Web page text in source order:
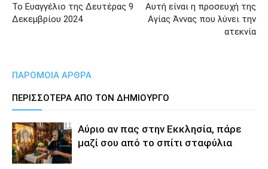
Το Ευαγγέλιο της Δευτέρας 9
Δεκεμβρίου 2024
Αυτή είναι η προσευχή της
Αγίας Άννας που λύνει την
ατεκνία
ΠΑΡΟΜΟΙΑ ΑΡΘΡΑ
ΠΕΡΙΣΣΟΤΕΡΑ ΑΠΟ ΤΟΝ ΔΗΜΙΟΥΡΓΟ
Αύριο αν πας στην Εκκλησία, πάρε
μαζί σου από το σπίτι σταφύλια